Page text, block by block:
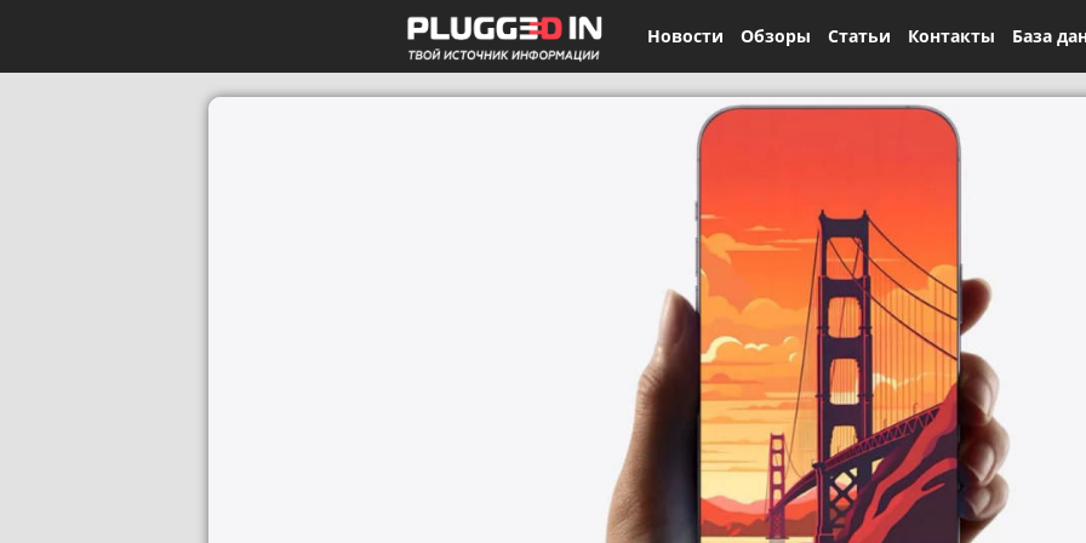
Новости Обзоры Статьи Контакты База